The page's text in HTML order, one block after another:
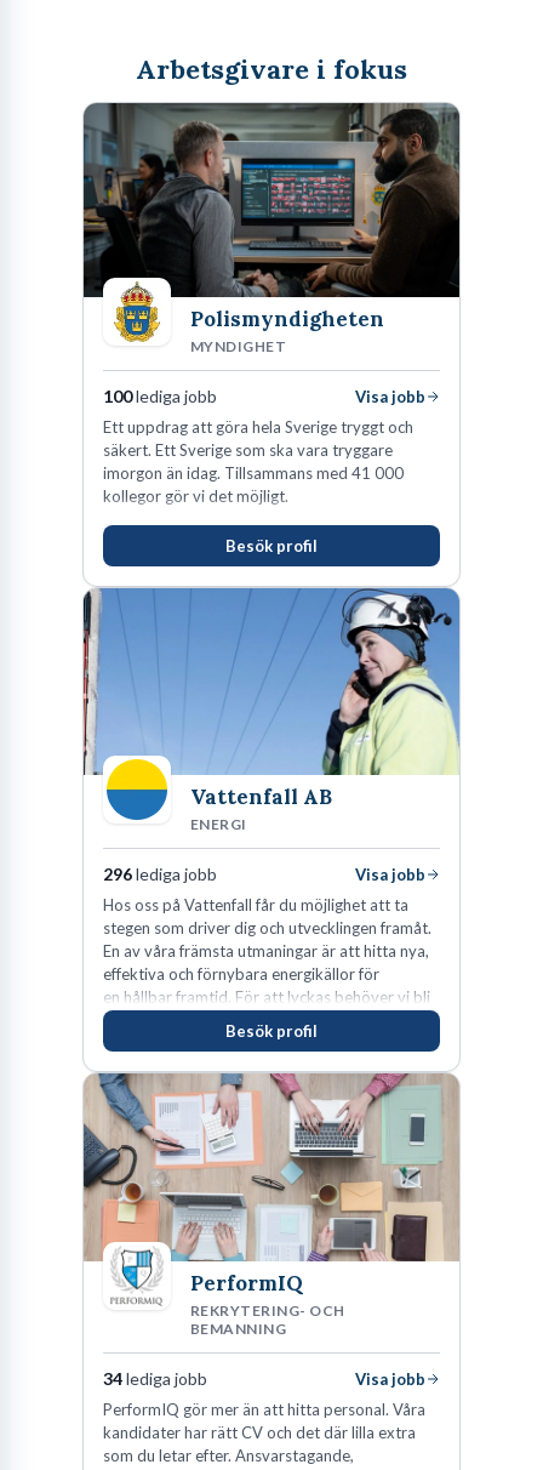
Arbetsgivare i fokus
Polismyndigheten
MYNDIGHET
100lediga jobb
Visa jobb
Ett uppdrag att göra hela Sverige tryggt och
säkert. Ett Sverige som ska vara tryggare
imorgon än idag. Tillsammans med 41 000
kollegor gör vi det möjligt.
Besök profil
Vattenfall AB
ENERGI
296lediga jobb
Visa jobb
Hos oss på Vattenfall får du möjlighet att ta
stegen som driver dig och utvecklingen framåt.
En av våra främsta utmaningar är att hitta nya,
effektiva och förnybara energikällor för
en hållbar framtid. För att lyckas behöver vi bli
fler medarbetare som vill göra skillnad.
Besök profil
PerformIQ
REKRYTERING- OCH
BEMANNING
34lediga jobb
Visa jobb
PerformIQ gör mer än att hitta personal. Våra
kandidater har rätt CV och det där lilla extra
som du letar efter. Ansvarstagande,